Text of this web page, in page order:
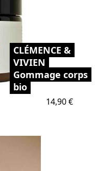
CLÉMENCE &
VIVIEN
Gommage corps
bio
Prix
14,90 €